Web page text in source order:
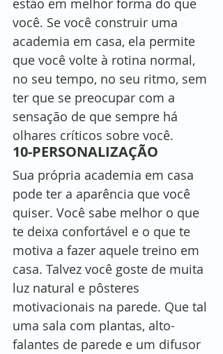
estão em melhor forma do que
você. Se você construir uma
academia em casa, ela permite
que você volte à rotina normal,
no seu tempo, no seu ritmo, sem
ter que se preocupar com a
sensação de que sempre há
olhares críticos sobre você.
10-PERSONALIZAÇÃO
Sua própria academia em casa
pode ter a aparência que você
quiser. Você sabe melhor o que
te deixa confortável e o que te
motiva a fazer aquele treino em
casa. Talvez você goste de muita
luz natural e pôsteres
motivacionais na parede. Que tal
uma sala com plantas, alto-
falantes de parede e um difusor